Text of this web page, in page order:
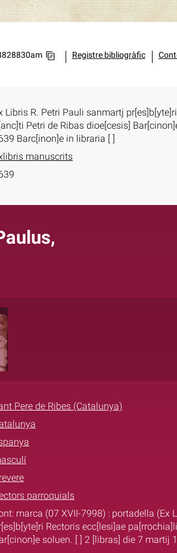
Registre bibliogràfic
Libris R. Petri Pauli sanmartj
Petri de Ribas dioe[cesis]
Barc[inon]e in libraria [ ]
manuscrits
Pere de Ribes (Catalunya)
parroquials
marca (07 XVII-7998) : portadella (Ex
Rectoris ecc[lesi]ae
soluen. [ ] 2 [libras] die 7 martij